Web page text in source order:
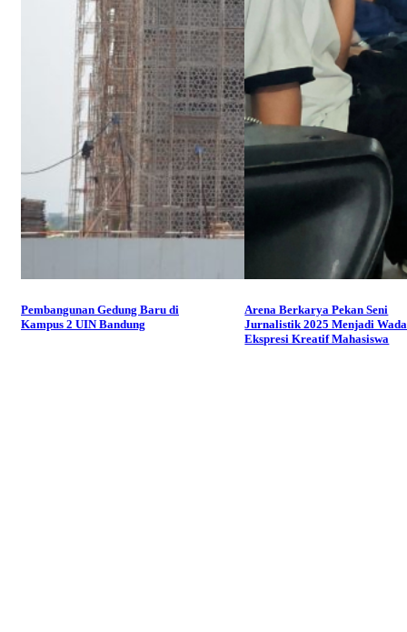
Pembangunan Gedung Baru di
Kampus 2 UIN Bandung
Arena Berkarya Pekan Seni
Jurnalistik 2025 Menjadi
Ekspresi Kreatif Mahasiswa